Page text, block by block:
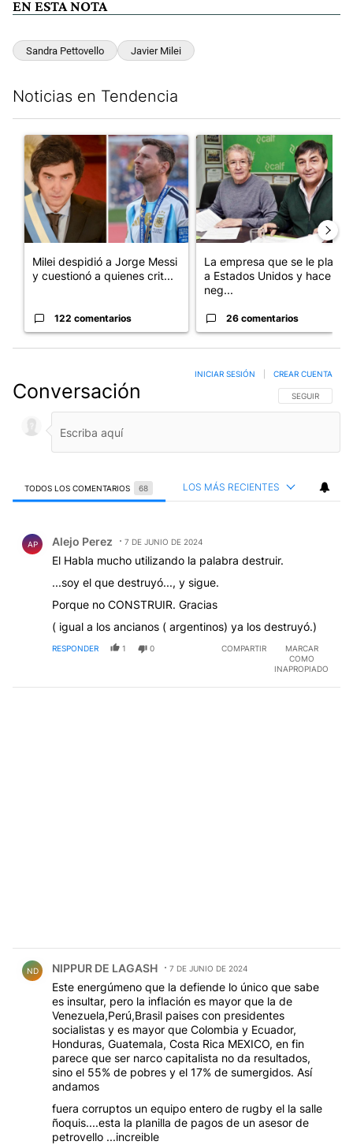
EN ESTA NOTA
Sandra Pettovello Javier Milei
Noticias en Tendencia
Un artículo de tendencia con el título "Milei despidió a Jorge
Milei despidió a Jorge Messi
y cuestionó a quienes crit...
122 comentarios
Un artículo de tendencia con
La empresa que se le plantó
a Estados Unidos y hace
neg...
26 comentarios
Conversación SIGA ESTA
SEGUIR
INICIAR SESIÓN CREAR CUENTA
TODOS LOS COMENTARIOS 68 LOS MÁS RECIENTES
AP Alejo Perez 7 DE JUNIO DE 2024
El Habla mucho utilizando la palabra destruir.
...soy el que destruyó..., y sigue.
Porque no CONSTRUIR. Gracias
( igual a los ancianos ( argentinos) ya los destruyó.)
RESPONDER 1 0 COMPARTIR
MARCAR
COMO
INAPROPIADO
ND NIPPUR DE LAGASH 7 DE JUNIO DE 2024
Este energúmeno que la defiende lo único que sabe
es insultar, pero la inflación es mayor que la de
Venezuela,Perú,Brasil paises con presidentes
socialistas y es mayor que Colombia y Ecuador,
Honduras, Guatemala, Costa Rica MEXICO, en fin
parece que ser narco capitalista no da resultados,
sino el 55% de pobres y el 17% de sumergidos. Así
andamos
fuera corruptos un equipo entero de rugby el la salle
ñoquis....esta la planilla de pagos de un asesor de
petrovello ...increible